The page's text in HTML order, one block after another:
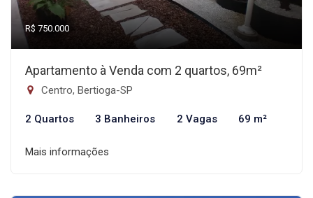
R$ 750.000
Apartamento à Venda com 2 quartos, 69m²
Centro, Bertioga-SP
2 Quartos 3 Banheiros 2 Vagas 69 m²
Mais informações